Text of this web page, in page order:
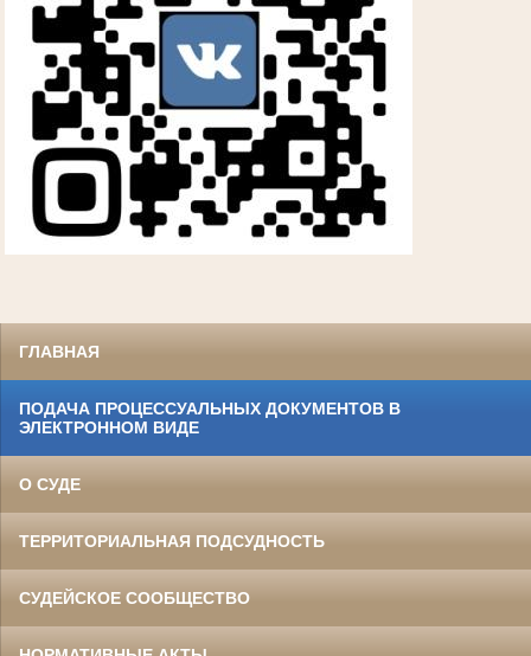
ГЛАВНАЯ
ПОДАЧА ПРОЦЕССУАЛЬНЫХ ДОКУМЕНТОВ В
ЭЛЕКТРОННОМ ВИДЕ
О СУДЕ
ТЕРРИТОРИАЛЬНАЯ ПОДСУДНОСТЬ
СУДЕЙСКОЕ СООБЩЕСТВО